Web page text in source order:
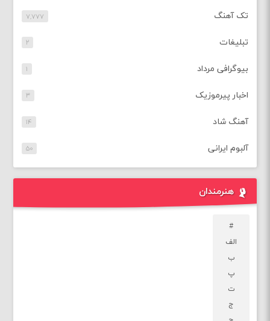
تک آهنگ ۷,۷۷۷
تبلیغات ۲
بیوگرافی مرداد ۱
اخبار پیرموزیک ۳
آهنگ شاد ۱۴
آلبوم ایرانی ۵۰
هنرمندان
#
الف
ب
پ
ت
ج